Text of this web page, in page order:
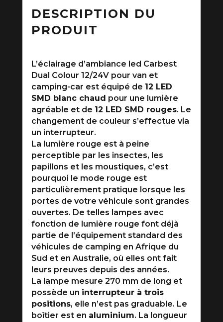
DESCRIPTION DU
PRODUIT
L’éclairage d’ambiance led Carbest
Dual Colour 12/24V pour van et
camping-car est équipé de 12 LED
SMD blanc chaud pour une lumière
agréable et de 12 LED SMD rouges. Le
changement de couleur s’effectue via
un interrupteur.
La lumière rouge est à peine
perceptible par les insectes, les
papillons et les moustiques, c’est
pourquoi le mode rouge est
particulièrement pratique lorsque les
portes de votre véhicule sont grandes
ouvertes. De telles lampes avec
fonction de lumière rouge font déjà
partie de l’équipement standard des
véhicules de camping en Afrique du
Sud et en Australie, où elles ont fait
leurs preuves depuis des années.
La lampe mesure 270 mm de long et
possède un interrupteur à trois
positions, elle n’est pas graduable. Le
boîtier est en aluminium. La longueur